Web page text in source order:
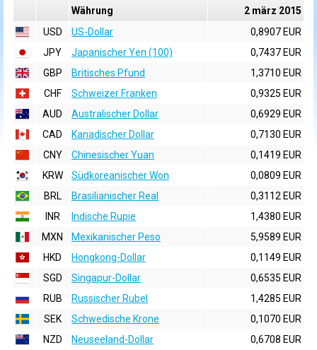
Währung
2 märz 2015
USD
US-Dollar
0,8907 EUR
JPY
Japanischer Yen (100)
0,7437 EUR
GBP
Britisches Pfund
1,3710 EUR
CHF
Schweizer Franken
0,9325 EUR
AUD
Australischer Dollar
0,6929 EUR
CAD
Kanadischer Dollar
0,7130 EUR
CNY
Chinesischer Yuan
0,1419 EUR
KRW
Südkoreanischer Won
0,0809 EUR
BRL
Brasilianischer Real
0,3112 EUR
INR
Indische Rupie
1,4380 EUR
MXN
Mexikanischer Peso
5,9589 EUR
HKD
Hongkong-Dollar
0,1149 EUR
SGD
Singapur-Dollar
0,6535 EUR
RUB
Russischer Rubel
1,4285 EUR
SEK
Schwedische Krone
0,1070 EUR
NZD
Neuseeland-Dollar
0,6708 EUR